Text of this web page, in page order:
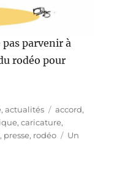
pas parvenir à
rodéo pour
actualités Étiquettes
accord,
,caricature,
, presse, rodéo
Un